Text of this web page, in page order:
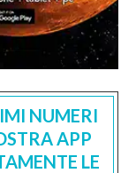
NUMERI
APP
LE